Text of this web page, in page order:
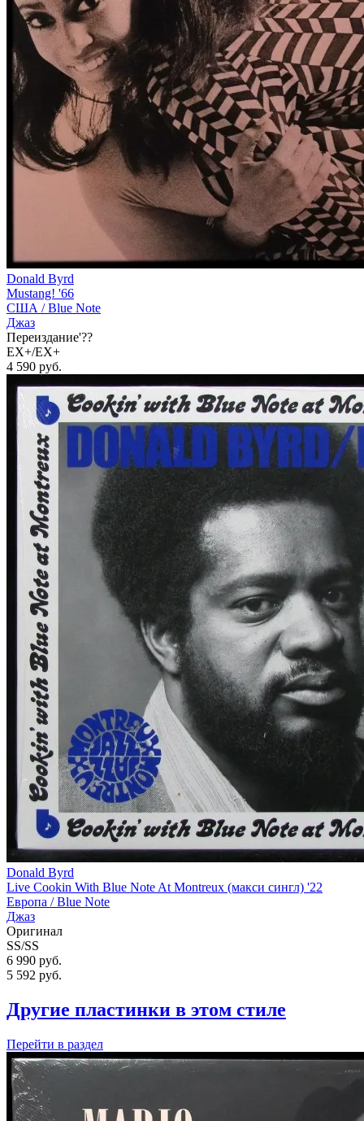
Donald Byrd
Mustang! '66
США /Blue Note
Джаз
Переиздание'??
EX+/EX+
4 590 руб.
Donald Byrd
Live Cookin With Blue Note At Montreux (макси сингл) '22
Европа /Blue Note
Джаз
Оригинал
SS/SS
6 990 руб.
5 592 руб.
Другие пластинки в этом стиле
Перейти в раздел